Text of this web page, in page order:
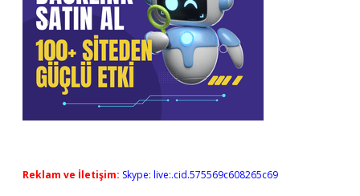
Reklam ve İletişim: Skype: live:.cid.575569c608265c69